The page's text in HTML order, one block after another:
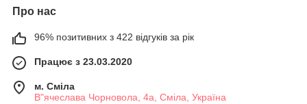
Про нас
96% позитивних з 422 відгуків за рік
Працює з 23.03.2020
м. Сміла
В"ячеслава Чорновола, 4а, Сміла, Україна